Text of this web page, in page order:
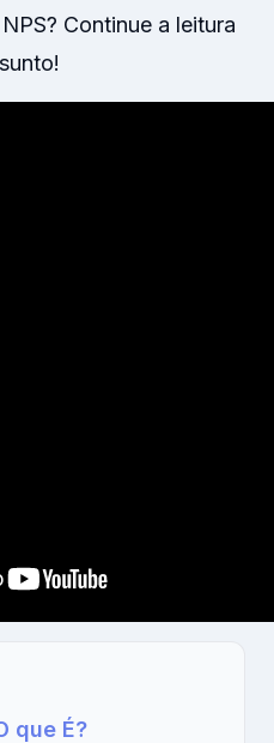
Continue a leitura
que É?